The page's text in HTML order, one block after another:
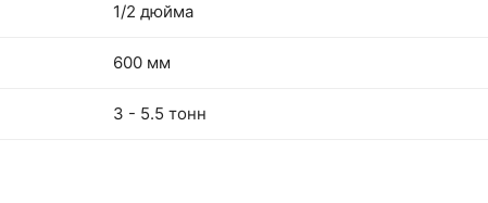
1/2 дюйма
600 мм
3 - 5.5 тонн